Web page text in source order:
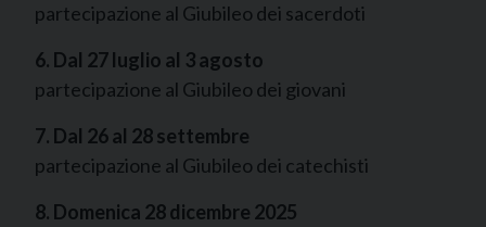
partecipazione al Giubileo dei sacerdoti
6. Dal 27 luglio al 3 agosto
partecipazione al Giubileo dei giovani
7. Dal 26 al 28 settembre
partecipazione al Giubileo dei catechisti
8. Domenica 28 dicembre 2025